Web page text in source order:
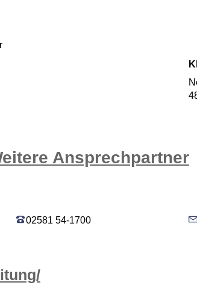
Ansprechpartner
02581 54-1700